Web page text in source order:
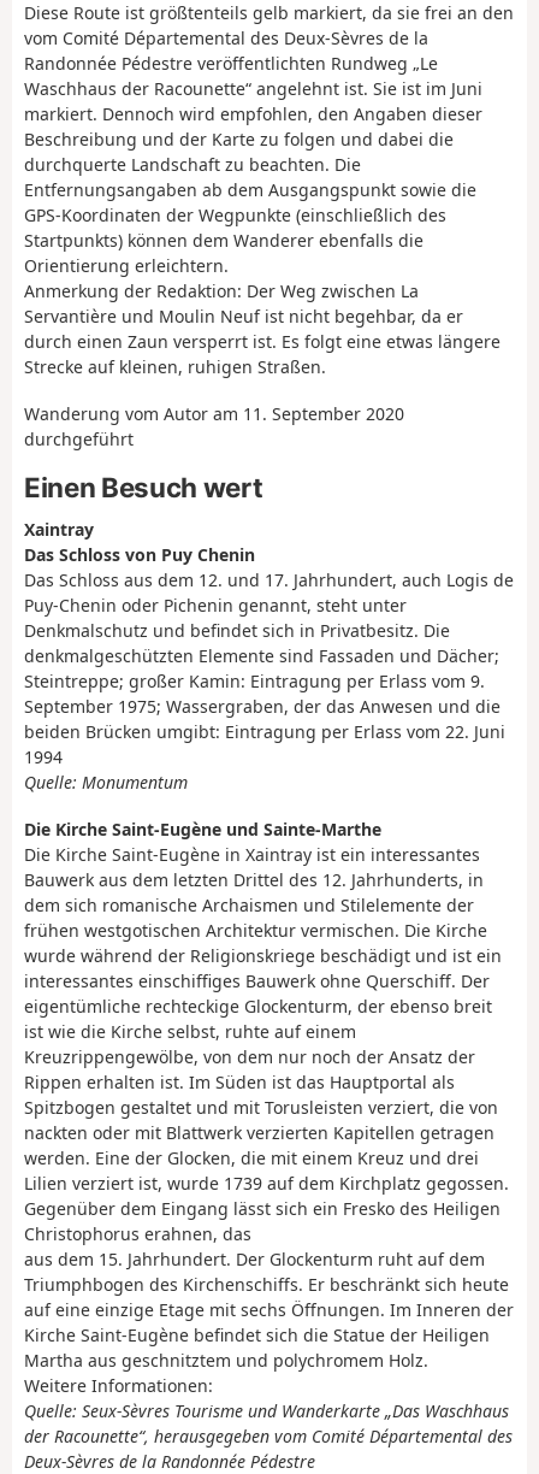
Diese Route ist größtenteils gelb markiert, da sie frei an den
vom Comité Départemental des Deux-Sèvres de la
Randonnée Pédestre veröffentlichten Rundweg „Le
Waschhaus der Racounette“ angelehnt ist. Sie ist im Juni
markiert. Dennoch wird empfohlen, den Angaben dieser
Beschreibung und der Karte zu folgen und dabei die
durchquerte Landschaft zu beachten. Die
Entfernungsangaben ab dem Ausgangspunkt sowie die
GPS-Koordinaten der Wegpunkte (einschließlich des
Startpunkts) können dem Wanderer ebenfalls die
Orientierung erleichtern.
Anmerkung der Redaktion: Der Weg zwischen La
Servantière und Moulin Neuf ist nicht begehbar, da er
durch einen Zaun versperrt ist. Es folgt eine etwas längere
Strecke auf kleinen, ruhigen Straßen.
Wanderung vom Autor am 11. September 2020
durchgeführt
Einen Besuch wert
Xaintray
Das Schloss von Puy Chenin
Das Schloss aus dem 12. und 17. Jahrhundert, auch Logis de
Puy-Chenin oder Pichenin genannt, steht unter
Denkmalschutz und befindet sich in Privatbesitz. Die
denkmalgeschützten Elemente sind Fassaden und Dächer;
Steintreppe; großer Kamin: Eintragung per Erlass vom 9.
September 1975; Wassergraben, der das Anwesen und die
beiden Brücken umgibt: Eintragung per Erlass vom 22. Juni
1994
Quelle: Monumentum
Die Kirche Saint-Eugène und Sainte-Marthe
Die Kirche Saint-Eugène in Xaintray ist ein interessantes
Bauwerk aus dem letzten Drittel des 12. Jahrhunderts, in
dem sich romanische Archaismen und Stilelemente der
frühen westgotischen Architektur vermischen. Die Kirche
wurde während der Religionskriege beschädigt und ist ein
interessantes einschiffiges Bauwerk ohne Querschiff. Der
eigentümliche rechteckige Glockenturm, der ebenso breit
ist wie die Kirche selbst, ruhte auf einem
Kreuzrippengewölbe, von dem nur noch der Ansatz der
Rippen erhalten ist. Im Süden ist das Hauptportal als
Spitzbogen gestaltet und mit Torusleisten verziert, die von
nackten oder mit Blattwerk verzierten Kapitellen getragen
werden. Eine der Glocken, die mit einem Kreuz und drei
Lilien verziert ist, wurde 1739 auf dem Kirchplatz gegossen.
Gegenüber dem Eingang lässt sich ein Fresko des Heiligen
Christophorus erahnen, das
aus dem 15. Jahrhundert. Der Glockenturm ruht auf dem
Triumphbogen des Kirchenschiffs. Er beschränkt sich heute
auf eine einzige Etage mit sechs Öffnungen. Im Inneren der
Kirche Saint-Eugène befindet sich die Statue der Heiligen
Martha aus geschnitztem und polychromem Holz.
Weitere Informationen:
Quelle: Seux-Sèvres Tourisme und Wanderkarte „Das Waschhaus
der Racounette“, herausgegeben vom Comité Départemental des
Deux-Sèvres de la Randonnée Pédestre